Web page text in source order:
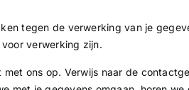
tegen de verwerking van je
verwerking zijn.
ons op. Verwijs naar de